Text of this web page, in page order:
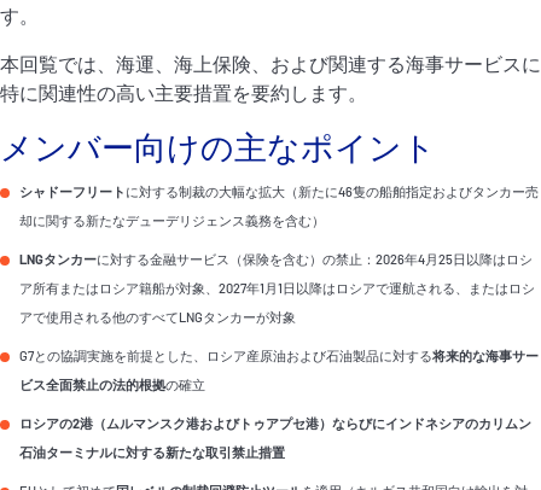
加入船検索
コレスポンデンツ
English 日本語
す。
本回覧では、海運、海上保険、および関連する海事サービスに
特に関連性の高い主要措置を要約します。
メンバー向けの主なポイント
シャドーフリート に対する制裁の大幅な拡大（新たに46隻の船舶指定およびタンカー売
却に関する新たなデューデリジェンス義務を含む）
LNGタンカーに対する金融サービス（保険を含む）の禁止：2026年4月25日以降はロシ
ア所有またはロシア籍船が対象、2027年1月1日以降はロシアで運航される、またはロシ
アで使用される他のすべてLNGタンカーが対象
G7との協調実施を前提とした、ロシア産原油および石油製品に対する将来的な海事サー
ビス全面禁止の法的根拠の確立
ロシアの2港（ムルマンスク港およびトゥアプセ港）ならびにインドネシアのカリムン
石油ターミナルに対する新たな取引禁止措置